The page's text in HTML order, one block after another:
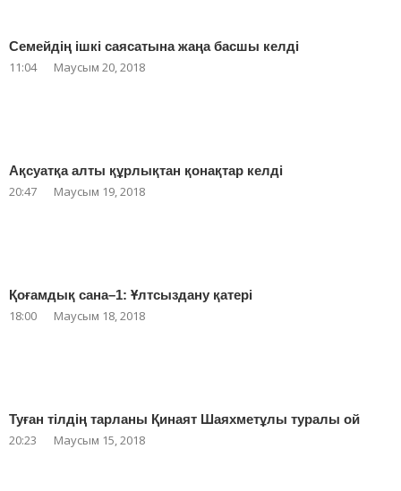
Семейдің ішкі саясатына жаңа басшы келді
11:04 Маусым 20, 2018
Ақсуатқа алты құрлықтан қонақтар келді
20:47 Маусым 19, 2018
Қоғамдық сана–1: Ұлтсыздану қатері
18:00 Маусым 18, 2018
Туған тілдің тарланы Қинаят Шаяхметұлы туралы ой
20:23 Маусым 15, 2018